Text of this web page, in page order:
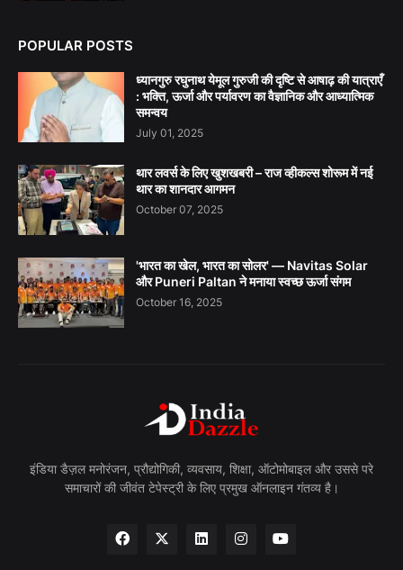
POPULAR POSTS
ध्यानगुरु रघुनाथ येमूल गुरुजी की दृष्टि से आषाढ़ की यात्राएँ
: भक्ति, ऊर्जा और पर्यावरण का वैज्ञानिक और आध्यात्मिक
समन्वय
July 01, 2025
थार लवर्स के लिए खुशखबरी – राज व्हीकल्स शोरूम में नई
थार का शानदार आगमन
October 07, 2025
'भारत का खेल, भारत का सोलर' — Navitas Solar
और Puneri Paltan ने मनाया स्वच्छ ऊर्जा संगम
October 16, 2025
इंडिया डैज़ल मनोरंजन, प्रौद्योगिकी, व्यवसाय, शिक्षा, ऑटोमोबाइल और उससे परे
समाचारों की जीवंत टेपेस्ट्री के लिए प्रमुख ऑनलाइन गंतव्य है।